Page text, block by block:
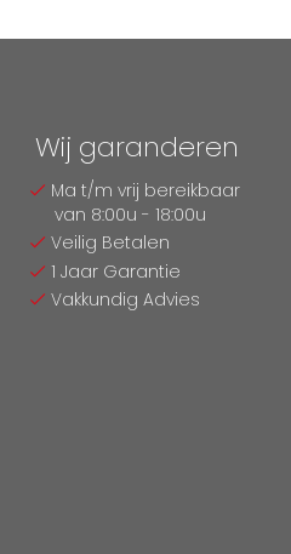
Wij garanderen
Ma t/m vrij bereikbaar
van 8:00u - 18:00u
Veilig Betalen
1 Jaar Garantie
Vakkundig Advies